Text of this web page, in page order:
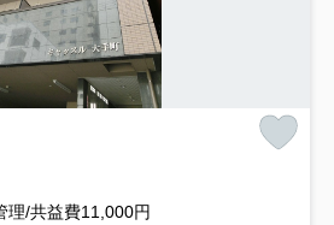
理/共益費11,000円